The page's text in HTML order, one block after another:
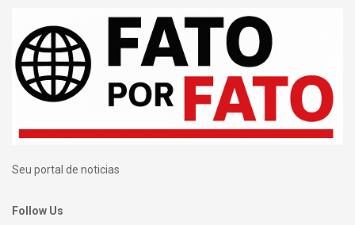
Seu portal de noticias
Follow Us